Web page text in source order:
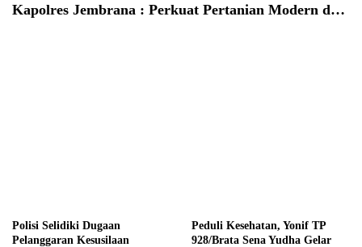
Kapolres Jembrana : Perkuat Pertanian Modern dan
Polisi Selidiki Dugaan
Pelanggaran Kesusilaan
Peduli Kesehatan, Yonif TP
928/Brata Sena Yudha Gelar